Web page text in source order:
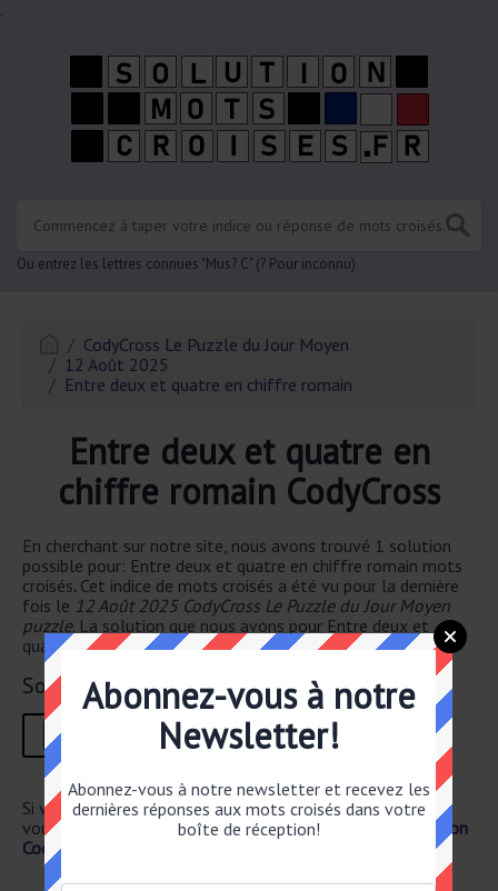
.
Ou entrez les lettres connues "Mus? C" (? Pour inconnu)
CodyCross Le Puzzle du Jour Moyen
12 Août 2025
Entre deux et quatre en chiffre romain
Entre deux et quatre en
chiffre romain CodyCross
En cherchant sur notre site, nous avons trouvé 1 solution
possible pour: Entre deux et quatre en chiffre romain mots
croisés. Cet indice de mots croisés a été vu pour la dernière
fois le 12 Août 2025 CodyCross Le Puzzle du Jour Moyen
puzzle. La solution que nous avons pour Entre deux et
quatre en chiffre romain a un total de of 3 lettres.
Solution
I 3
Si vous avez déjà résolu cet indice de mots croisés et que
vous recherchez le poste principal, rendez-vous sur
Solution
CodyCross Le Puzzle du Jour Moyen 12 Août 2025
Abonnez-vous à notre
Newsletter!
Abonnez-vous à notre newsletter et recevez les
dernières réponses aux mots croisés dans votre
boîte de réception!